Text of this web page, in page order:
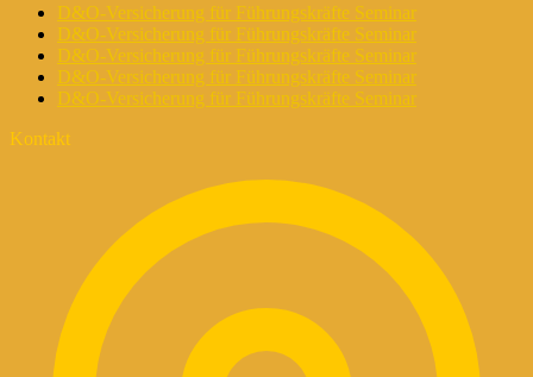
D&O-Versicherung für Führungskräfte Seminar
D&O-Versicherung für Führungskräfte Seminar
D&O-Versicherung für Führungskräfte Seminar
D&O-Versicherung für Führungskräfte Seminar
D&O-Versicherung für Führungskräfte Seminar
Kontakt